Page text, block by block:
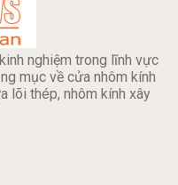
nghiệm trong lĩnh vực
mục về cửa nhôm kính
lõi thép, nhôm kính xây